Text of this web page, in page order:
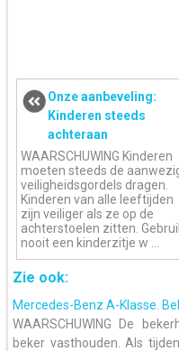
Onze aanbeveling:
Kinderen steeds
achteraan
WAARSCHUWING Kinderen
moeten steeds de
veiligheidsgordels dragen.
Kinderen van alle leeftijden
zijn veiliger als ze op de
achterstoelen zitten.
nooit een kinderzitje w ...
Zie ook:
Mercedes-Benz A-Klasse.
WAARSCHUWING De
beker vasthouden. Als